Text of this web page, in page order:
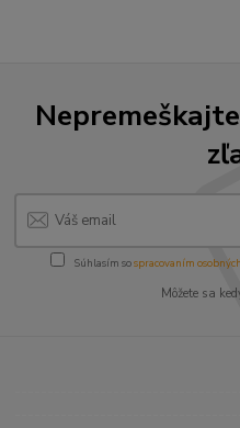
Súhlasím sospracovaním
Môžete sa